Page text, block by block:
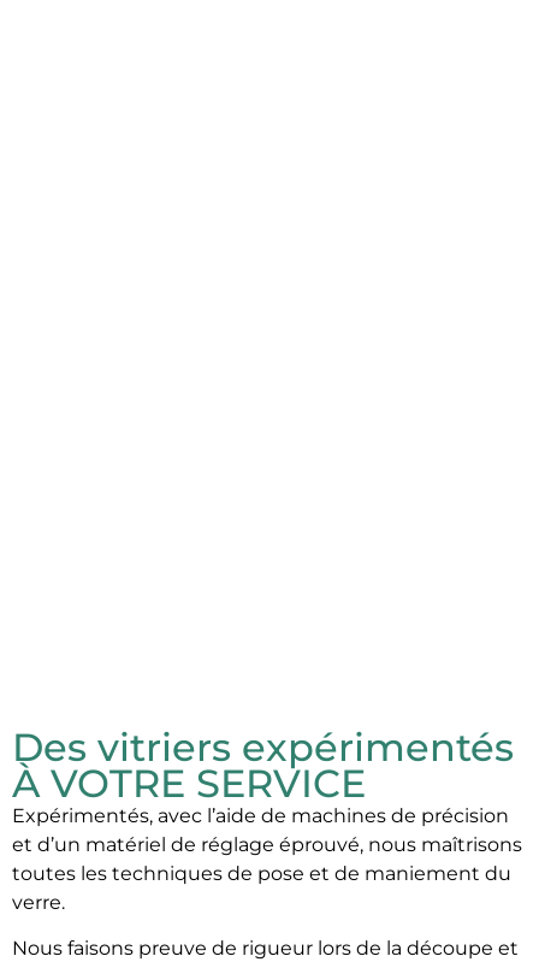
Des vitriers expérimentés
À VOTRE SERVICE
Expérimentés, avec l’aide de machines de précision
et d’un matériel de réglage éprouvé, nous maîtrisons
toutes les techniques de pose et de maniement du
verre.
Nous faisons preuve de rigueur lors de la découpe et